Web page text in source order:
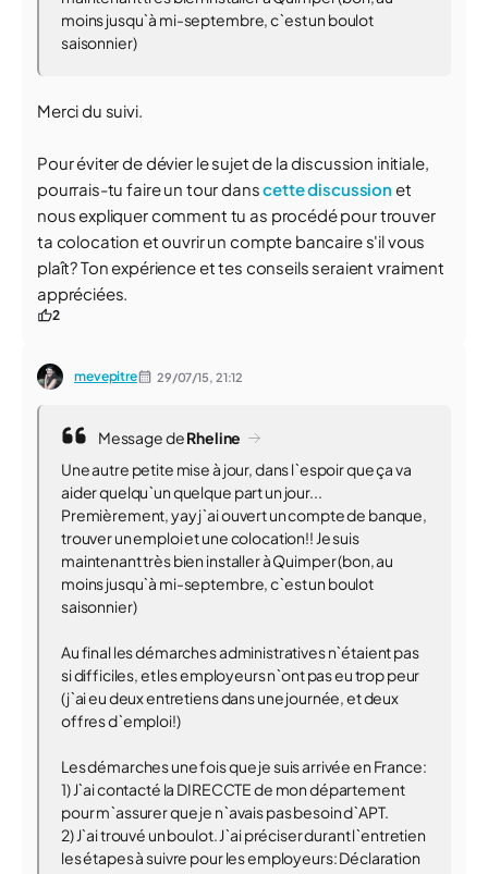
moins jusqu`à mi-septembre, c`est un boulot
saisonnier)
Merci du suivi.
Pour éviter de dévier le sujet de la discussion initiale,
pourrais-tu faire un tour danscette discussion et
nous expliquer comment tu as procédé pour trouver
ta colocation et ouvrir un compte bancaire s'il vous
plaît? Ton expérience et tes conseils seraient vraiment
appréciées.
2
mevepitre 29/07/15, 21:12
Message deRheline
Une autre petite mise à jour, dans l`espoir que ça va
aider quelqu`un quelque part un jour...
Premièrement, yay j`ai ouvert un compte de banque,
trouver un emploi et une colocation!! Je suis
maintenant très bien installer à Quimper (bon, au
moins jusqu`à mi-septembre, c`est un boulot
saisonnier)
Au final les démarches administratives n`étaient pas
si difficiles, et les employeurs n`ont pas eu trop peur
(j`ai eu deux entretiens dans une journée, et deux
offres d`emploi!)
Les démarches une fois que je suis arrivée en France:
1) J`ai contacté la DIRECCTE de mon département
pour m`assurer que je n`avais pas besoin d`APT.
2) J`ai trouvé un boulot. J`ai préciser durant l`entretien
les étapes à suivre pour les employeurs: Déclaration